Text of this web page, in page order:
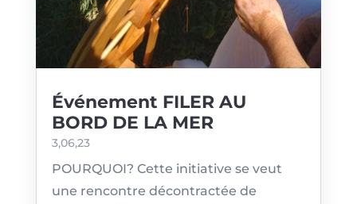
Événement FILER AU
BORD DE LA MER
3,06,23
POURQUOI? Cette initiative se veut
une rencontre décontractée de